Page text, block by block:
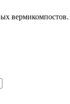
вермикомпостов.